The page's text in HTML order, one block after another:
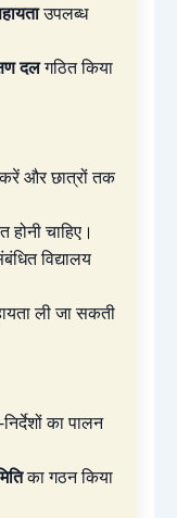
उपलब्ध
दलगठित किया
करें और छात्रों तक
होनी चाहिए।
विद्यालय
ली जा सकती
का पालन
का गठन किया